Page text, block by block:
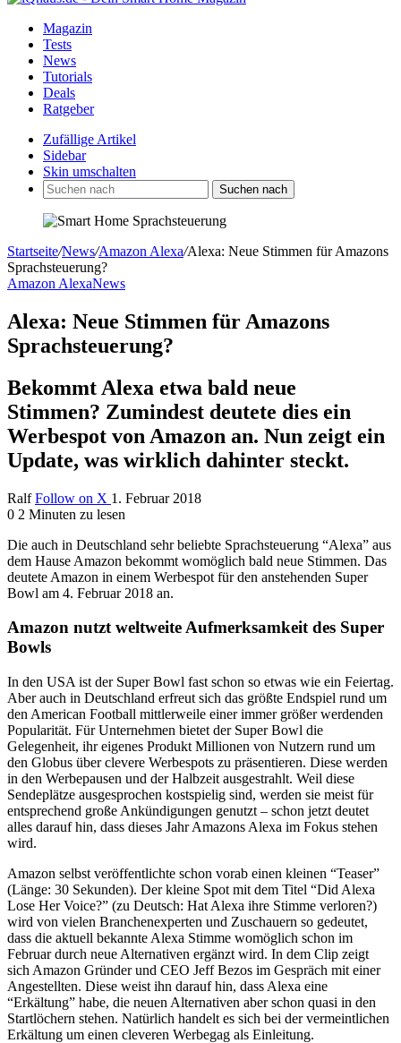
Magazin
Tests
News
Tutorials
Deals
Ratgeber
Zufällige Artikel
Sidebar
Skin umschalten
Suchen nach
Startseite/News/Amazon Alexa/Alexa: Neue Stimmen für Amazons
Sprachsteuerung?
Amazon AlexaNews
Alexa: Neue Stimmen für Amazons
Sprachsteuerung?
Bekommt Alexa etwa bald neue
Stimmen? Zumindest deutete dies ein
Werbespot von Amazon an. Nun zeigt ein
Update, was wirklich dahinter steckt.
Ralf Follow on X 1. Februar 2018
0 2 Minuten zu lesen
Die auch in Deutschland sehr beliebte Sprachsteuerung “Alexa” aus
dem Hause Amazon bekommt womöglich bald neue Stimmen. Das
deutete Amazon in einem Werbespot für den anstehenden Super
Bowl am 4. Februar 2018 an.
Amazon nutzt weltweite Aufmerksamkeit des Super
Bowls
In den USA ist der Super Bowl fast schon so etwas wie ein Feiertag.
Aber auch in Deutschland erfreut sich das größte Endspiel rund um
den American Football mittlerweile einer immer größer werdenden
Popularität. Für Unternehmen bietet der Super Bowl die
Gelegenheit, ihr eigenes Produkt Millionen von Nutzern rund um
den Globus über clevere Werbespots zu präsentieren. Diese werden
in den Werbepausen und der Halbzeit ausgestrahlt. Weil diese
Sendeplätze ausgesprochen kostspielig sind, werden sie meist für
entsprechend große Ankündigungen genutzt – schon jetzt deutet
alles darauf hin, dass dieses Jahr Amazons Alexa im Fokus stehen
wird.
Amazon selbst veröffentlichte schon vorab einen kleinen “Teaser”
(Länge: 30 Sekunden). Der kleine Spot mit dem Titel “Did Alexa
Lose Her Voice?” (zu Deutsch: Hat Alexa ihre Stimme verloren?)
wird von vielen Branchenexperten und Zuschauern so gedeutet,
dass die aktuell bekannte Alexa Stimme womöglich schon im
Februar durch neue Alternativen ergänzt wird. In dem Clip zeigt
sich Amazon Gründer und CEO Jeff Bezos im Gespräch mit einer
Angestellten. Diese weist ihn darauf hin, dass Alexa eine
“Erkältung” habe, die neuen Alternativen aber schon quasi in den
Startlöchern stehen. Natürlich handelt es sich bei der vermeintlichen
Erkältung um einen cleveren Werbegag als Einleitung.